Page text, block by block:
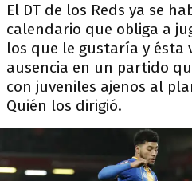
El DT de los Reds ya se
calendario que obliga a
los que le gustaría y ésta
ausencia en un partido
con juveniles ajenos al
Quién los dirigió.